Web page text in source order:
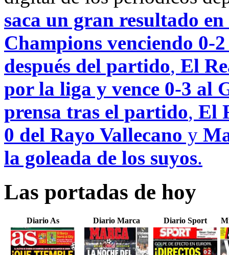
saca un gran resultado
Champions venciendo 0-
después del partido, El
por la liga y vence 0-3 al
prensa tras el partido, El
0 del Rayo Vallecano y
la goleada de los suyos.
Las portadas de hoy
Diario As Diario Marca Diario Sport